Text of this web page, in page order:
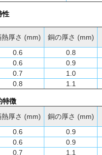
性
熱厚さ (mm) 銅の厚さ (mm)
0.6 0.8
0.6 0.9
0.7 1.0
0.8 1.1
特徴
熱厚さ (mm) 銅の厚さ (mm)
0.6 0.9
0.6 0.9
0.7 1.1